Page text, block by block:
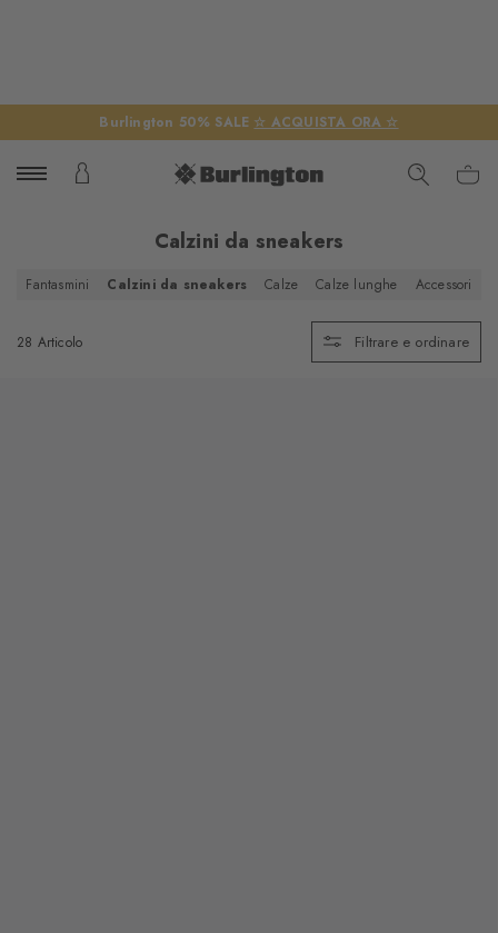
Burlington 50% SALE ☆ ACQUISTA ORA ☆
Calzini da sneakers
Fantasmini Calzini da sneakers Calze Calze lunghe Accessori
28 Articolo Filtrare e ordinare